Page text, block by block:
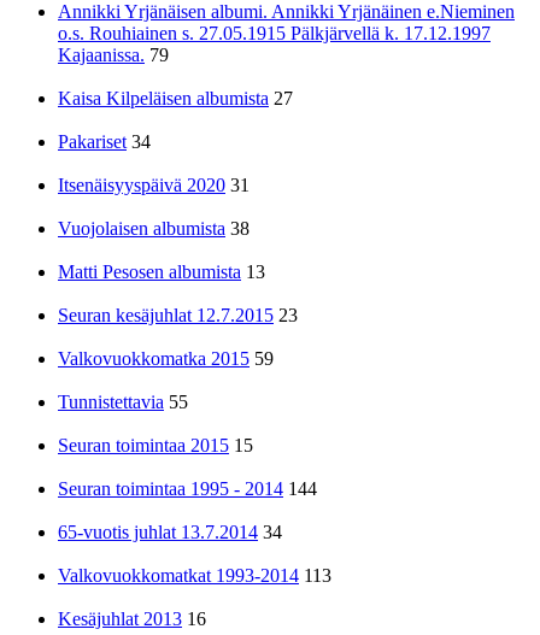
Annikki Yrjänäisen albumi. Annikki Yrjänäinen e.Nieminen
o.s. Rouhiainen s. 27.05.1915 Pälkjärvellä k. 17.12.1997
Kajaanissa. 79
Kaisa Kilpeläisen albumista 27
Pakariset 34
Itsenäisyyspäivä 2020 31
Vuojolaisen albumista 38
Matti Pesosen albumista 13
Seuran kesäjuhlat 12.7.2015 23
Valkovuokkomatka 2015 59
Tunnistettavia 55
Seuran toimintaa 2015 15
Seuran toimintaa 1995 - 2014 144
65-vuotis juhlat 13.7.2014 34
Valkovuokkomatkat 1993-2014 113
Kesäjuhlat 2013 16